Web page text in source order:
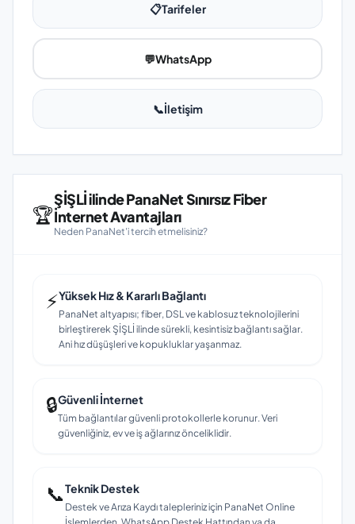
📋Tarifeler
💬WhatsApp
📞İletişim
🏆
ŞİŞLİ ilinde PanaNet Sınırsız Fiber
İnternet Avantajları
Neden PanaNet'i tercih etmelisiniz?
⚡Yüksek Hız & Kararlı Bağlantı
PanaNet altyapısı; fiber, DSL ve kablosuz teknolojilerini
birleştirerek ŞİŞLİ ilinde sürekli, kesintisiz bağlantı sağlar.
Ani hız düşüşleri ve kopukluklar yaşanmaz.
🔒Güvenli İnternet
Tüm bağlantılar güvenli protokollerle korunur. Veri
güvenliğiniz, ev ve iş ağlarınız önceliklidir.
📞Teknik Destek
Destek ve Arıza Kaydı talepleriniz için PanaNet Online